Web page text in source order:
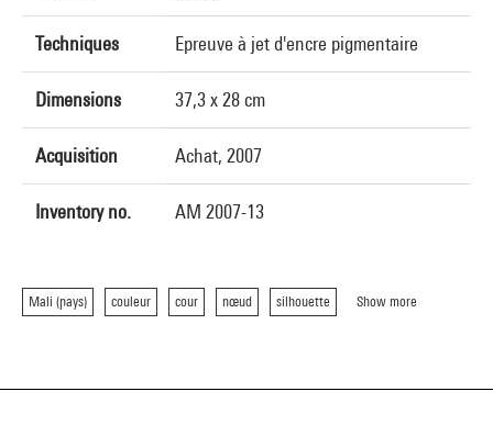
Techniques Epreuve à jet d'encre pigmentaire
Dimensions 37,3 x 28 cm
Acquisition Achat, 2007
Inventory no. AM 2007-13
Mali (pays) couleur cour nœud silhouette Show more